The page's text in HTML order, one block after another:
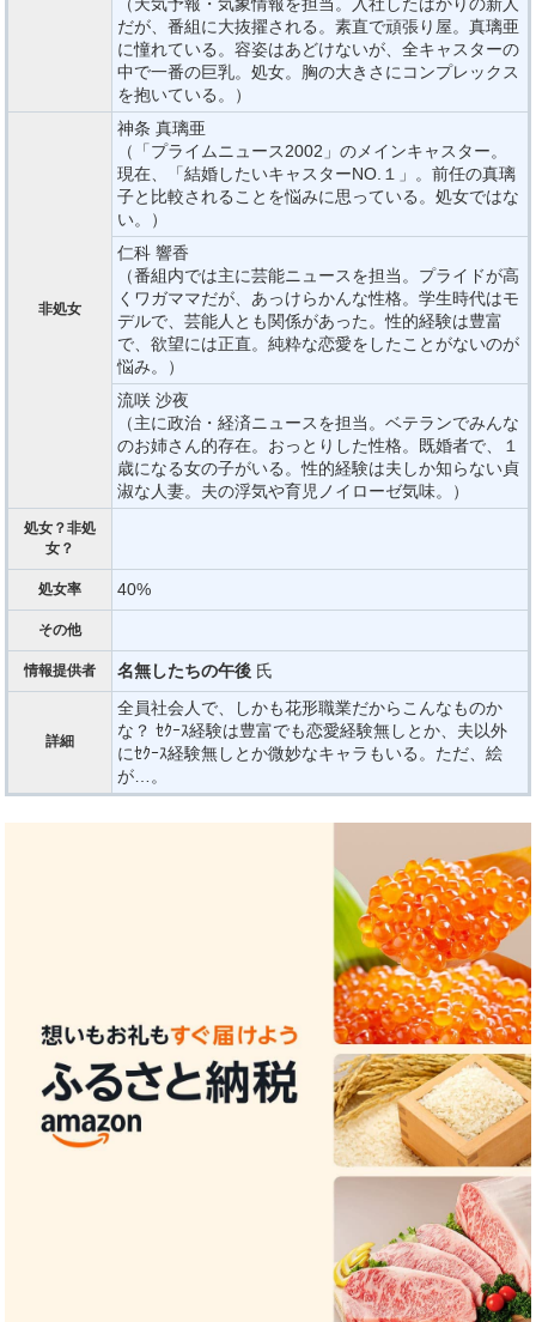
だが、番組に大抜擢される。素直で頑張り屋。真璃亜
に憧れている。容姿はあどけないが、全キャスターの
中で一番の巨乳。処女。胸の大きさにコンプレックス
を抱いている。）
非処女
神条 真璃亜
（「プライムニュース2002」のメインキャスター。
現在、「結婚したいキャスターNO.１」。前任の真璃
子と比較されることを悩みに思っている。処女ではな
い。）
仁科 響香
（番組内では主に芸能ニュースを担当。プライドが高
くワガママだが、あっけらかんな性格。学生時代はモ
デルで、芸能人とも関係があった。性的経験は豊富
で、欲望には正直。純粋な恋愛をしたことがないのが
悩み。）
流咲 沙夜
（主に政治・経済ニュースを担当。ベテランでみんな
のお姉さん的存在。おっとりした性格。既婚者で、１
歳になる女の子がいる。性的経験は夫しか知らない貞
淑な人妻。夫の浮気や育児ノイローゼ気味。）
処女？非処
女？
処女率 40%
その他
情報提供者 名無したちの午後 氏
詳細
全員社会人で、しかも花形職業だからこんなものか
な？ ｾｸｰｽ経験は豊富でも恋愛経験無しとか、夫以外
にｾｸｰｽ経験無しとか微妙なキャラもいる。ただ、絵
が…。